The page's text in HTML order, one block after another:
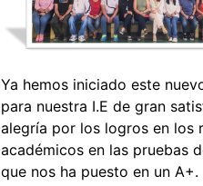
e
n
ú
a
a
Ya hemos iniciado este
para nuestra I.E de gran
alegría por los logros en los
académicos en las pruebas
que nos ha puesto en un A+.